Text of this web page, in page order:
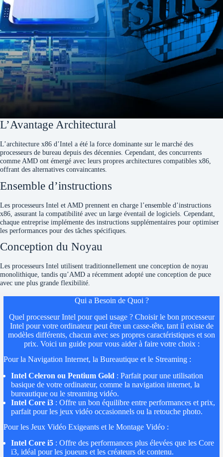
L’Avantage Architectural
L’architecture x86 d’Intel a été la force dominante sur le marché des
processeurs de bureau depuis des décennies. Cependant, des concurrents
comme AMD ont émergé avec leurs propres architectures compatibles x86,
offrant des alternatives convaincantes.
Ensemble d’instructions
Les processeurs Intel et AMD prennent en charge l’ensemble d’instructions
x86, assurant la compatibilité avec un large éventail de logiciels. Cependant,
chaque entreprise implémente des instructions supplémentaires pour optimiser
les performances pour des tâches spécifiques.
Conception du Noyau
Les processeurs Intel utilisent traditionnellement une conception de noyau
monolithique, tandis qu’AMD a récemment adopté une conception de puce
avec une plus grande flexibilité.
Qui a Besoin de Quoi ?
Quel processeur Intel pour quel usage ? Choisir le bon processeur
Intel pour votre ordinateur peut être un casse-tête, tant il existe de
modèles différents, chacun avec ses propres caractéristiques et son
prix. Voici un guide pour vous aider à faire votre choix :
Pour la Navigation Internet, la Bureautique et le Streaming :
Intel Celeron ou Pentium Gold : Parfait pour une utilisation
basique de votre ordinateur, comme la navigation internet, la
bureautique ou le streaming vidéo.
Intel Core i3 : Offre un bon équilibre entre performances et prix,
parfait pour les jeux vidéo occasionnels ou la retouche photo.
Pour les Jeux Vidéo Exigeants et le Montage Vidéo :
Intel Core i5 : Offre des performances plus élevées que les Core
i3, idéal pour les joueurs et les créateurs de contenu.